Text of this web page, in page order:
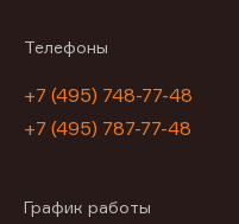
Телефоны
+7 (495) 748-77-48
+7 (495) 787-77-48
График работы